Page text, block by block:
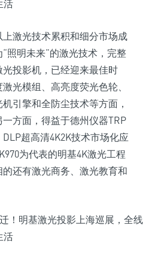
激光技术累积和细分市场成
照明未来”的激光技术，完整
投影机，已经迎来最佳时
光模组、高亮度荧光色轮、
引擎和全防尘技术等方面，
方面，得益于德州仪器TRP
超高清4K2K技术市场化应
为代表的明基4K激光工程
还有激光商务、激光教育和